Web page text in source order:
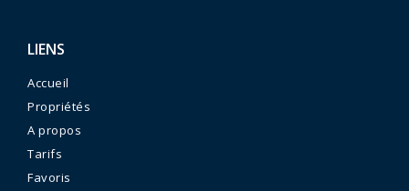
LIENS
Accueil
Propriétés
A propos
Tarifs
Favoris